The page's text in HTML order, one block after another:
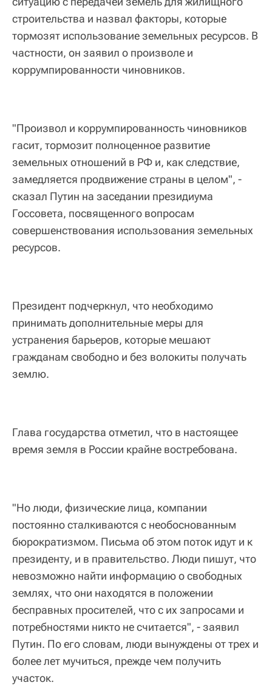
строительства и назвал факторы, которые
тормозят использование земельных ресурсов. В
частности, он заявил о произволе и
коррумпированности чиновников.
"Произвол и коррумпированность чиновников
гасит, тормозит полноценное развитие
земельных отношений в РФ и, как следствие,
замедляется продвижение страны в целом", -
сказал Путин на заседании президиума
Госсовета, посвященного вопросам
совершенствования использования земельных
ресурсов.
Президент подчеркнул, что необходимо
принимать дополнительные меры для
устранения барьеров, которые мешают
гражданам свободно и без волокиты получать
землю.
Глава государства отметил, что в настоящее
время земля в России крайне востребована.
"Но люди, физические лица, компании
постоянно сталкиваются с необоснованным
бюрократизмом. Письма об этом поток идут и к
президенту, и в правительство. Люди пишут, что
невозможно найти информацию о свободных
землях, что они находятся в положении
бесправных просителей, что с их запросами и
потребностями никто не считается", - заявил
Путин. По его словам, люди вынуждены от трех и
более лет мучиться, прежде чем получить
участок.